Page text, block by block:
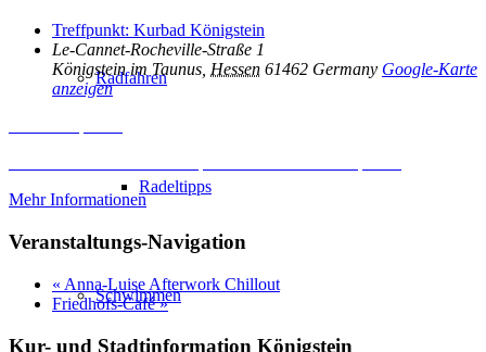
Radfahren
Radeltipps
Schwimmen
Treffpunkt: Kurbad Königstein
Le-Cannet-Rocheville-Straße 1
Königstein im Taunus Hessen 61462 Germany Google-Karte
anzeigen
Mehr Informationen
Veranstaltungs-Navigation
« Anna-Luise Afterwork Chillout
Friedhofs-Café»
Kur- und Stadtinformation Königstein